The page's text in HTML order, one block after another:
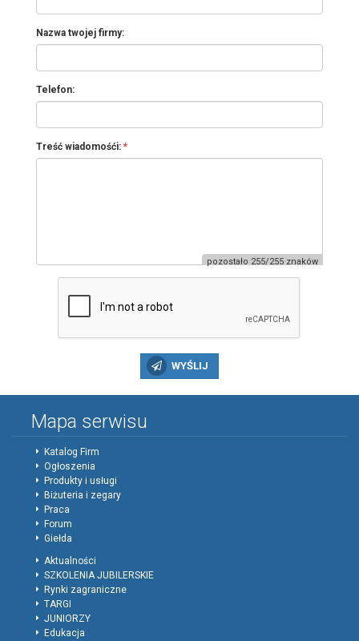
Nazwa twojej firmy:
Telefon:
Treść wiadomośći:
WYŚLIJ
Mapa serwisu
Katalog Firm
Ogłoszenia
Produkty i usługi
Biżuteria i zegary
Praca
Forum
Giełda
Aktualności
SZKOLENIA JUBILERSKIE
Rynki zagraniczne
TARGI
JUNIORZY
Edukacja
pozostało 255/255 znaków